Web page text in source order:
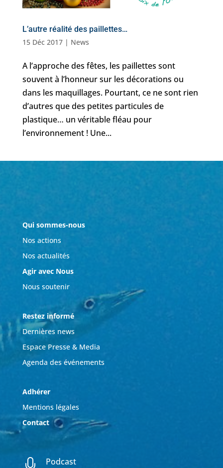
L’autre réalité des paillettes…
15 Déc 2017| News
A l’approche des fêtes, les paillettes sont
souvent à l’honneur sur les décorations ou
dans les maquillages. Pourtant, ce ne sont rien
d’autres que des petites particules de
plastique… un véritable fléau pour
l’environnement ! Une...
Qui sommes-nous
Nos actions
Nos actualités
Agir avec Nous
Nous soutenir
Restez informé
Dernières news
Espace Presse & Media
Agenda des événements
Adhérer
Mentions légales
Contact
 Podcast